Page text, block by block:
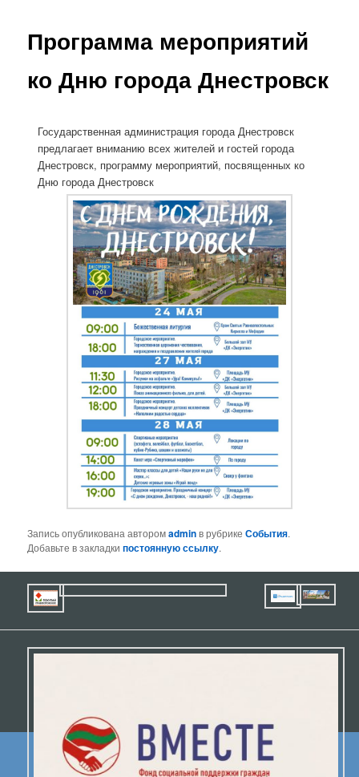
Программа мероприятий
ко Дню города Днестровск
Государственная администрация города Днестровск
предлагает вниманию всех жителей и гостей города
Днестровск, программу мероприятий, посвященных ко
Дню города Днестровск
Запись опубликована авторомadminв рубрикеСобытия.
Добавьте в закладкипостоянную ссылку.